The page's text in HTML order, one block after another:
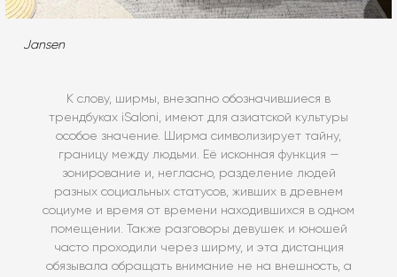
Jansen
К слову, ширмы, внезапно обозначившиеся в
трендбуках iSaloni, имеют для азиатской культуры
особое значение. Ширма символизирует тайну,
границу между людьми. Её исконная функция —
зонирование и, негласно, разделение людей
разных социальных статусов, живших в древнем
социуме и время от времени находившихся в одном
помещении. Также разговоры девушек и юношей
часто проходили через ширму, и эта дистанция
обязывала обращать внимание не на внешность, а